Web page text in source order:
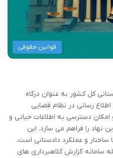
قوانین حقوقی
کل کشور به عنوان درگاه
رسانی در نظام قضایی
دسترسی به اطلاعات حیاتی و
نهاد را فراهم می سازد. این
ساختار و عملکرد دادستانی است،
سامانه گزارش کلاهبرداری های